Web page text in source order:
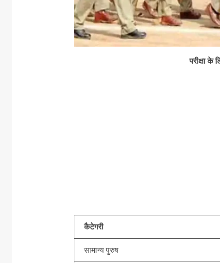
परीक्षा के
कैटेगरी
सामान्य पुरुष